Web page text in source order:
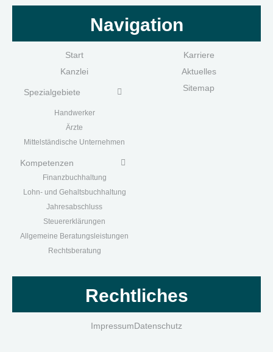
Navigation
Start
Kanzlei
Spezialgebiete
Handwerker
Ärzte
Mittelständische Unternehmen
Kompetenzen
Finanzbuchhaltung
Lohn- und Gehaltsbuchhaltung
Jahresabschluss
Steuererklärungen
Allgemeine Beratungsleistungen
Rechtsberatung
Karriere
Aktuelles
Sitemap
Rechtliches
ImpressumDatenschutz